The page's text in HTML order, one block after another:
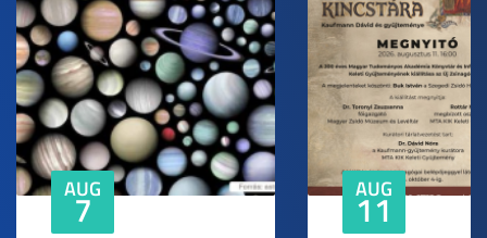
AUG
7 AUG
11